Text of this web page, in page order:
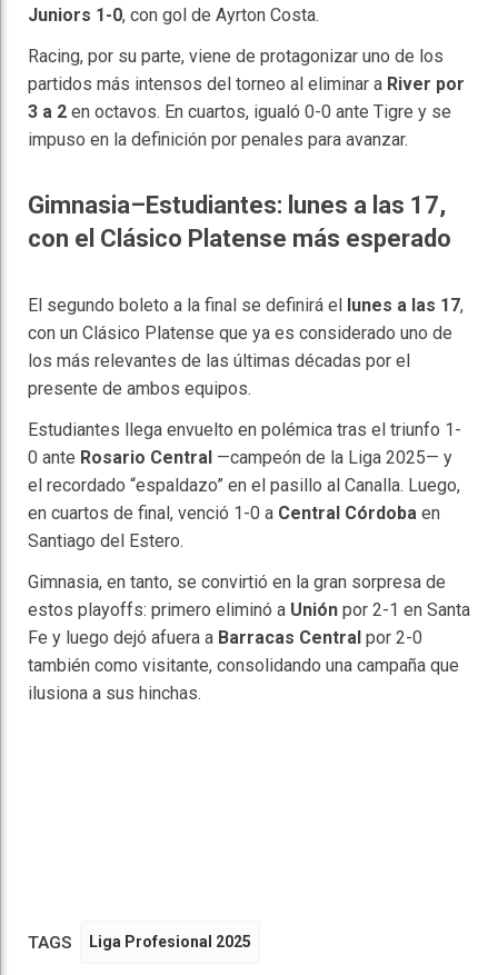
Juniors 1-0, con gol de Ayrton Costa.
Racing, por su parte, viene de protagonizar uno de los
partidos más intensos del torneo al eliminar a River por
3 a 2 en octavos. En cuartos, igualó 0-0 ante Tigre y se
impuso en la definición por penales para avanzar.
Gimnasia–Estudiantes: lunes a las 17,
con el Clásico Platense más esperado
El segundo boleto a la final se definirá el lunes a las 17,
con un Clásico Platense que ya es considerado uno de
los más relevantes de las últimas décadas por el
presente de ambos equipos.
Estudiantes llega envuelto en polémica tras el triunfo 1-
0 ante Rosario Central —campeón de la Liga 2025— y
el recordado “espaldazo” en el pasillo al Canalla. Luego,
en cuartos de final, venció 1-0 a Central Córdoba en
Santiago del Estero.
Gimnasia, en tanto, se convirtió en la gran sorpresa de
estos playoffs: primero eliminó a Unión por 2-1 en Santa
Fe y luego dejó afuera a Barracas Central por 2-0
también como visitante, consolidando una campaña que
ilusiona a sus hinchas.
TAGS Liga Profesional 2025